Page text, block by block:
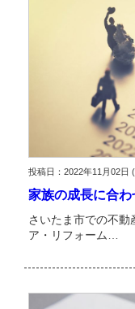
投稿日：2022年11月02日
家族の成長に合
さいたま市での不動
ア・リフォーム…